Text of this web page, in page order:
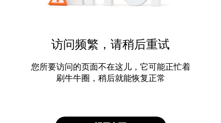
访问频繁，请稍后重试
您所要访问的页面不在这儿，它可能正忙着
刷牛牛圈，稍后就能恢复正常